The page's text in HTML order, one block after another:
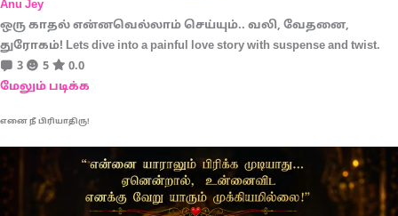
Anu Jey
ஒரு காதல் என்னவெல்லாம் செய்யும்.. வலி, வேதனை,
துரோகம்! Lets dive into a painful love story with suspense and twist.
3
5
0.0
மேலும் படிக்க
எனை நீ பிரியாதிரு!